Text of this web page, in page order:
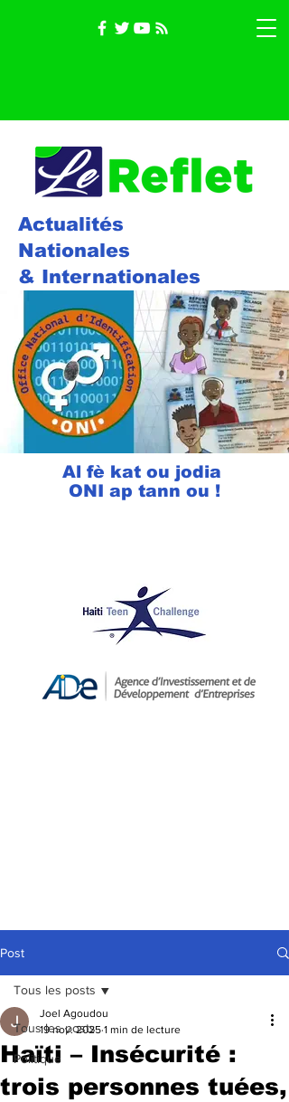
Actualités
Nationales
& Internationales
Al fè kat ou jodia
ONI ap tann ou !
Post
Tous les posts
Politique
Tous les posts
Haïti – Insécurité :
trois personnes tuées,
Joel Agoudou
19 nov. 2025 1 min de lecture